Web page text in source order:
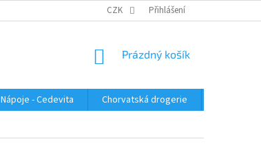
VELKOOBCHOD
CZK Přihlášení
NÁKUPNÍ
Prázdný košík
Nápoje - Cedevita Chorvatská drogerie